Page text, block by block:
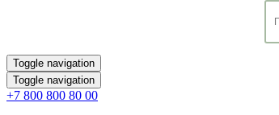
Toggle navigation
Toggle navigation
+7 800 800 80 00